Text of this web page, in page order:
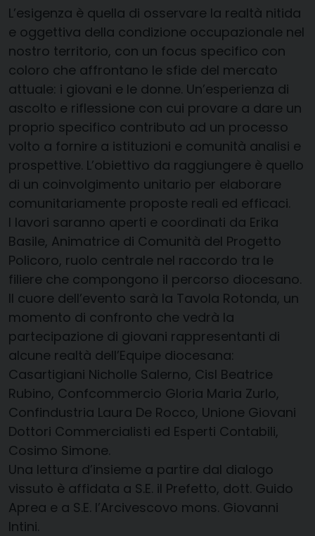
L’esigenza è quella di osservare la realtà nitida
e oggettiva della condizione occupazionale nel
nostro territorio, con un focus specifico con
coloro che affrontano le sfide del mercato
attuale: i giovani e le donne. Un’esperienza di
ascolto e riflessione con cui provare a dare un
proprio specifico contributo ad un processo
volto a fornire a istituzioni e comunità analisi e
prospettive. L’obiettivo da raggiungere è quello
di un coinvolgimento unitario per elaborare
comunitariamente proposte reali ed efficaci.
I lavori saranno aperti e coordinati da Erika
Basile, Animatrice di Comunità del Progetto
Policoro, ruolo centrale nel raccordo tra le
filiere che compongono il percorso diocesano.
Il cuore dell’evento sarà la Tavola Rotonda, un
momento di confronto che vedrà la
partecipazione di giovani rappresentanti di
alcune realtà dell’Equipe diocesana:
Casartigiani Nicholle Salerno, Cisl Beatrice
Rubino, Confcommercio Gloria Maria Zurlo,
Confindustria Laura De Rocco, Unione Giovani
Dottori Commercialisti ed Esperti Contabili,
Cosimo Simone.
Una lettura d’insieme a partire dal dialogo
vissuto è affidata a S.E. il Prefetto, dott. Guido
Aprea e a S.E. l’Arcivescovo mons. Giovanni
Intini.